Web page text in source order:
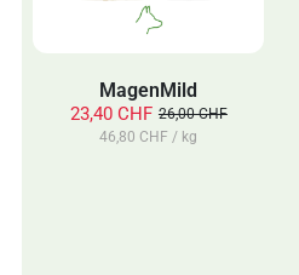
MagenMild
26,00 CHF
23,40 CHF
46,80 CHF / kg